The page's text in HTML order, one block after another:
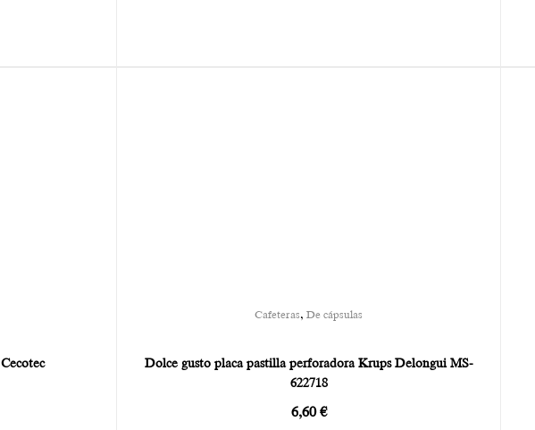
Cafeteras, De cápsulas
Dolce gusto placa pastilla perforadora Krups Delongui MS-
622718
6,60€